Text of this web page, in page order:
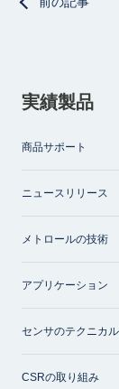
実績製品
商品サポート
ニュースリリース
メトロールの技術
アプリケーション
センサのテクニカ
CSRの取り組み